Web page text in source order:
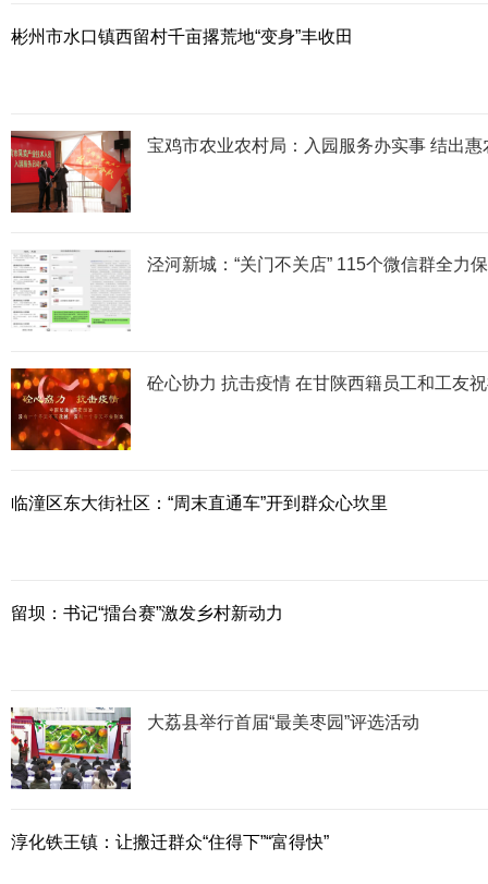
彬州市水口镇西留村千亩撂荒地“变身”丰收田
宝鸡市农业农村局：入园服务办实事 结出惠
泾河新城：“关门不关店” 115个微信群全力
砼心协力 抗击疫情 在甘陕西籍员工和工友
临潼区东大街社区：“周末直通车”开到群众心坎里
留坝：书记“擂台赛”激发乡村新动力
大荔县举行首届“最美枣园”评选活动
淳化铁王镇：让搬迁群众“住得下”“富得快”